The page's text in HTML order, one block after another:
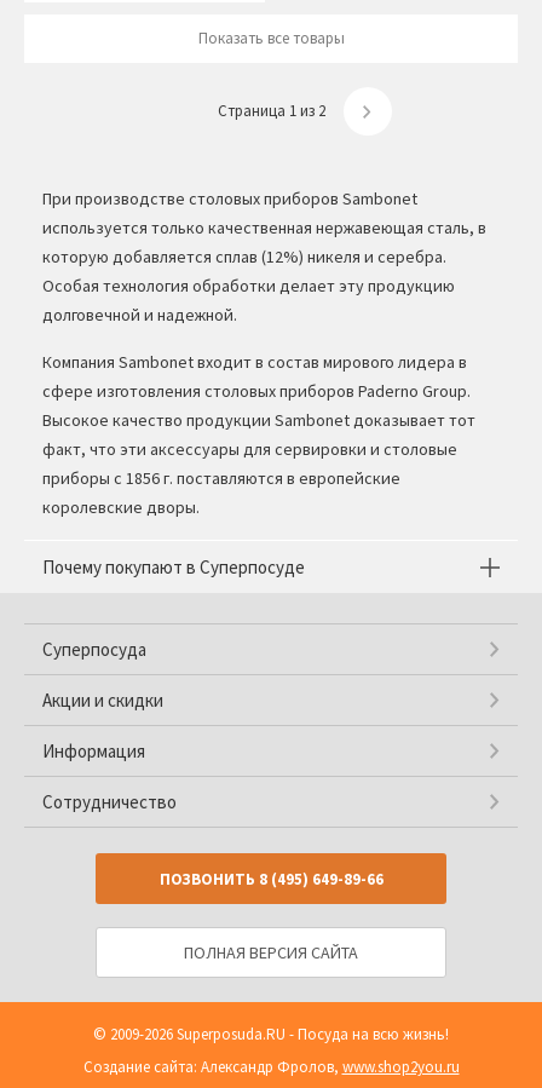
Показать все товары
Страница 1 из 2
При производстве столовых приборов Sambonet
используется только качественная нержавеющая сталь, в
которую добавляется сплав (12%) никеля и серебра.
Особая технология обработки делает эту продукцию
долговечной и надежной.
Компания Sambonet входит в состав мирового лидера в
сфере изготовления столовых приборов Paderno Group.
Высокое качество продукции Sambonet доказывает тот
факт, что эти аксессуары для сервировки и столовые
приборы с 1856 г. поставляются в европейские
королевские дворы.
Почему покупают в Суперпосуде
Суперпосуда
Акции и скидки
Информация
Сотрудничество
ПОЗВОНИТЬ 8 (495) 649-89-66
ПОЛНАЯ ВЕРСИЯ САЙТА
© 2009-2026Superposuda.RU - Посуда на всю жизнь!
Создание сайта: Александр Фролов, www.shop2you.ru